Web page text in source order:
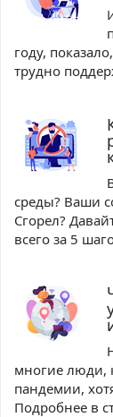
году,
трудно
среды? Ваши
Сгорел?
всего за 5
многие люди,
пандемии,
Подробнее в